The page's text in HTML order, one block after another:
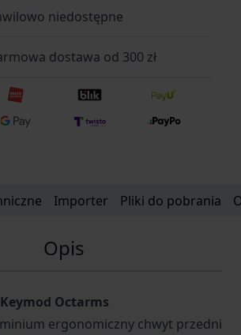
niedostępne
dostawa od 300 zł
Importer Pliki do pobrania
Opis
Octarms
ergonomiczny chwyt przedni